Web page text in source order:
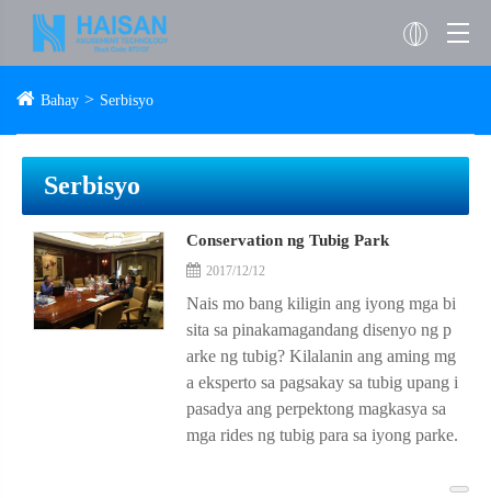
Bahay Serbisyo
Serbisyo
Conservation ng Tubig Park
2017/12/12
Nais mo bang kiligin ang iyong mga bi
sita sa pinakamagandang disenyo ng p
arke ng tubig? Kilalanin ang aming mg
a eksperto sa pagsakay sa tubig upang i
pasadya ang perpektong magkasya sa
mga rides ng tubig para sa iyong parke.